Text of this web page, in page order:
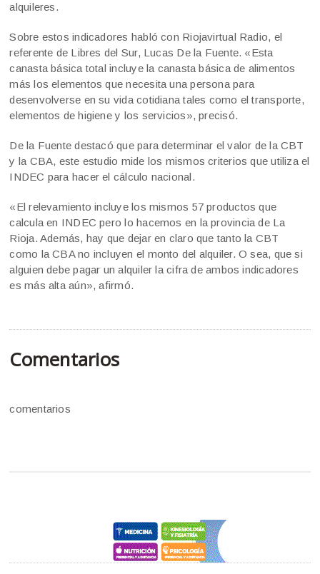
alquileres.
Sobre estos indicadores habló con Riojavirtual Radio, el
referente de Libres del Sur, Lucas De la Fuente. «Esta
canasta básica total incluye la canasta básica de alimentos
más los elementos que necesita una persona para
desenvolverse en su vida cotidiana tales como el transporte,
elementos de higiene y los servicios», precisó.
De la Fuente destacó que para determinar el valor de la CBT
y la CBA, este estudio mide los mismos criterios que utiliza el
INDEC para hacer el cálculo nacional.
«El relevamiento incluye los mismos 57 productos que
calcula en INDEC pero lo hacemos en la provincia de La
Rioja. Además, hay que dejar en claro que tanto la CBT
como la CBA no incluyen el monto del alquiler. O sea, que si
alguien debe pagar un alquiler la cifra de ambos indicadores
es más alta aún», afirmó.
Comentarios
comentarios